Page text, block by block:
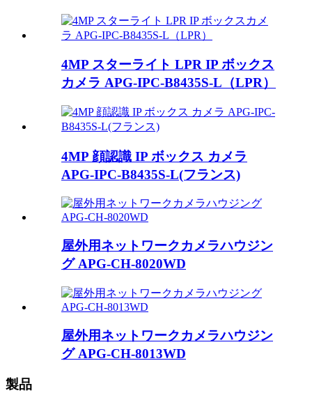
4MP スターライト LPR IP ボックス
カメラ APG-IPC-B8435S-L（LPR）
4MP 顔認識 IP ボックス カメラ
APG-IPC-B8435S-L(フランス)
屋外用ネットワークカメラハウジン
グ APG-CH-8020WD
屋外用ネットワークカメラハウジン
グ APG-CH-8013WD
製品